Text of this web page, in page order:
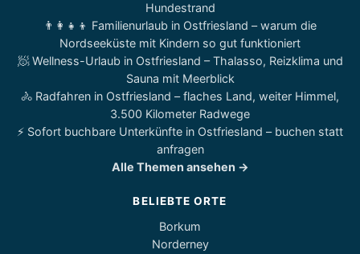
Hundestrand
👨‍👩‍👧‍👦 Familienurlaub in Ostfriesland – warum die
Nordseeküste mit Kindern so gut funktioniert
🧖 Wellness-Urlaub in Ostfriesland – Thalasso, Reizklima und
Sauna mit Meerblick
🚴 Radfahren in Ostfriesland – flaches Land, weiter Himmel,
3.500 Kilometer Radwege
⚡ Sofort buchbare Unterkünfte in Ostfriesland – buchen statt
anfragen
Alle Themen ansehen →
BELIEBTE ORTE
Borkum
Norderney